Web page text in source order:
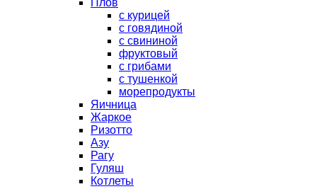
Плов
с курицей
с говядиной
с свининой
фруктовый
с грибами
с тушенкой
морепродукты
Яичница
Жаркое
Ризотто
Азу
Рагу
Гуляш
Котлеты